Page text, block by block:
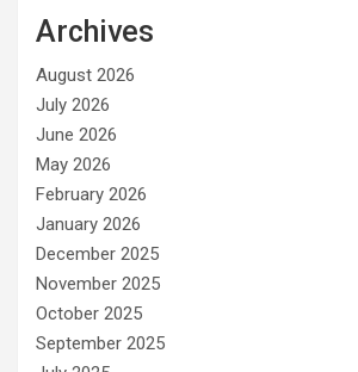
Archives
August 2026
July 2026
June 2026
May 2026
February 2026
January 2026
December 2025
November 2025
October 2025
September 2025